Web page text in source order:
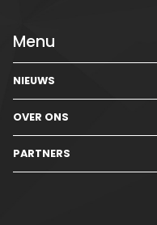
Menu
NIEUWS
OVER ONS
PARTNERS